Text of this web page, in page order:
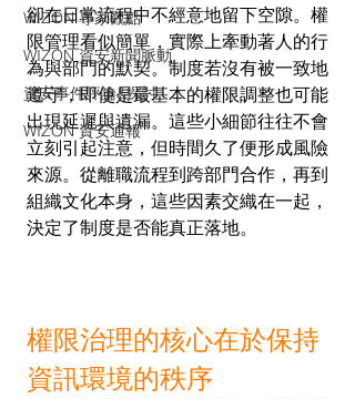
WIZON 專家觀點
WIZON 資安新聞脈動
資安事件評論&探討
WIZON 資安通報
卻在日常流程中不經意地留下空隙。權
限管理看似簡單，實際上牽動著人的行
為與部門的默契。制度若沒有被一致地
遵守，即使是最基本的權限調整也可能
出現延遲與遺漏。這些小細節往往不會
立刻引起注意，但時間久了便形成風險
來源。從離職流程到跨部門合作，再到
組織文化本身，這些因素交織在一起，
決定了制度是否能真正落地。
權限治理的核心在於保持
資訊環境的秩序